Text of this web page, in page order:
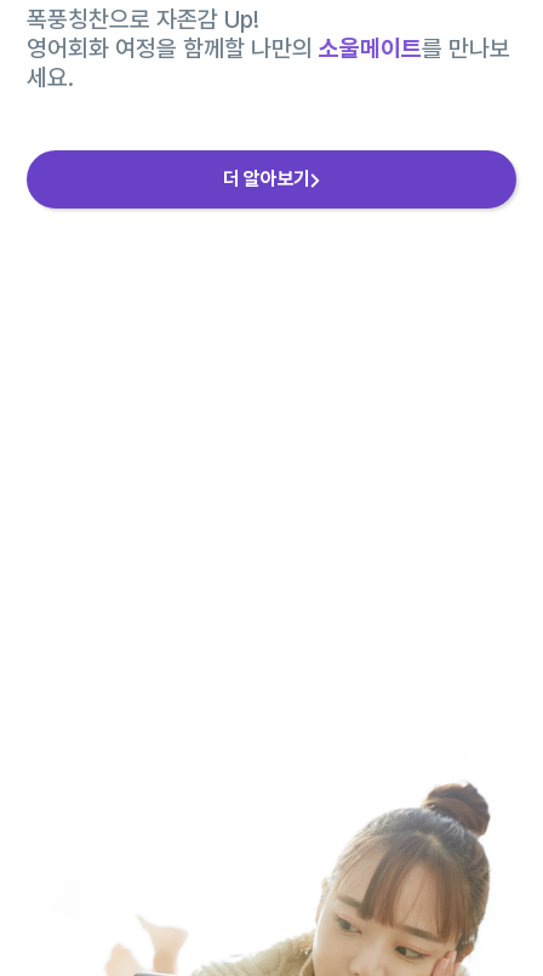
폭풍칭찬으로 자존감 Up!
영어회화 여정을 함께할 나만의소울메이트를 만나보
세요.
더 알아보기